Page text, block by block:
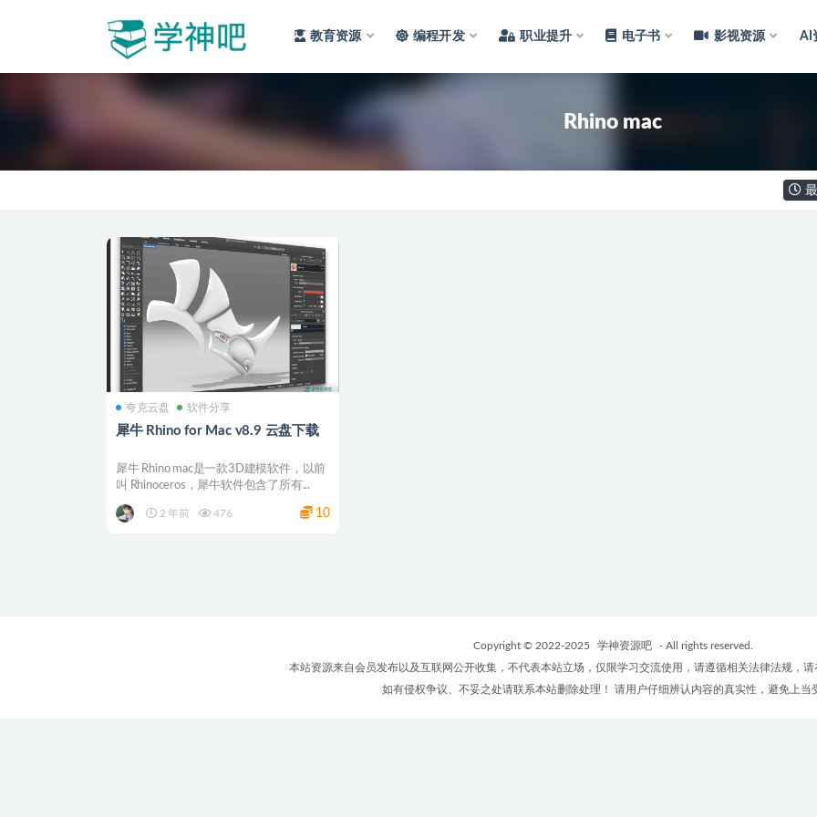
教育资源 编程开发 职业提升 电子书 影视资源 AI
Rhino mac
夸克云盘 软件分享
犀牛 Rhino for Mac v8.9 云盘下载
犀牛 Rhino mac是一款3D建模软件，以前
叫 Rhinoceros，犀牛软件包含了所有...
2 年前 476 10
Copyright © 2022-2025 学神资源吧
- All rights reserved.
本站资源来自会员发布以及互联网公开收集，不代表本站立场，仅限学习交流使用，请遵循相关法律法规，请
如有侵权争议、不妥之处请联系本站删除处理！ 请用户仔细辨认内容的真实性，避免上当